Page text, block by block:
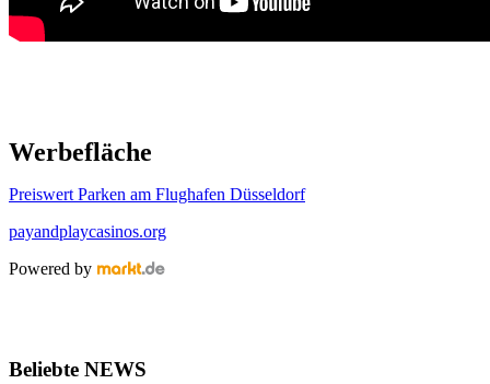
Werbefläche
Preiswert Parken am Flughafen Düsseldorf
payandplaycasinos.org
Powered by
Beliebte NEWS